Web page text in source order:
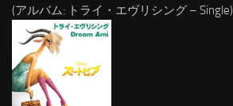
(アルバム: トライ・エヴリシング – Single)